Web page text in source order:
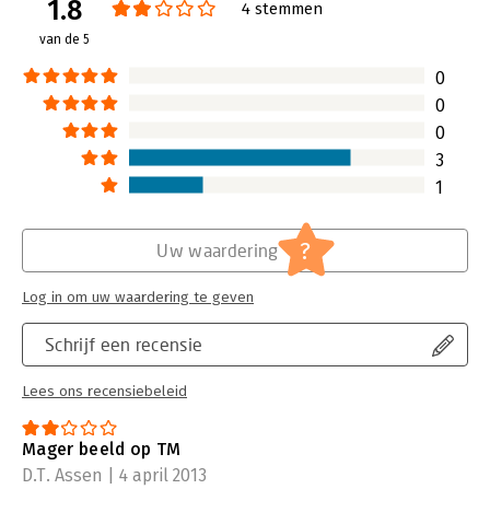
Verschijningsdatum:
10-12-2019
Hoofdrubriek:
1.8
van de 5
4 stemmen
0
0
0
3
1
Schrijf een recensie
Lees ons recensiebeleid
Uw waardering ?
Log in om uw waardering te geven
Mager beeld op TM
D.T. Assen | 4 april 2013